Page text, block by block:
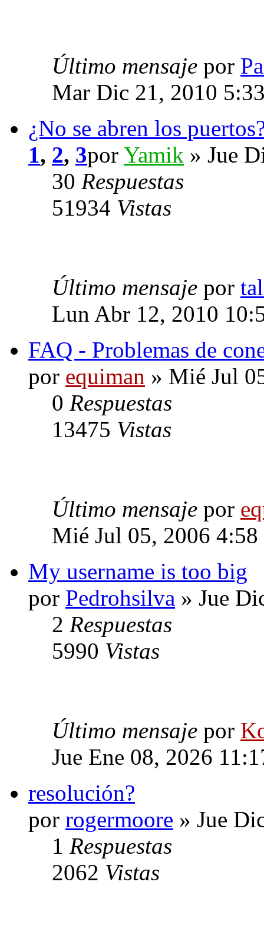
Último mensaje por
Mar Dic 21, 2010
¿No se abren los
1, 2, 3por Yamik » Jue
30 Respuestas
51934 Vistas
Último mensaje por
Lun Abr 12, 2010
FAQ - Problemas de
por equiman » Mié Jul
0 Respuestas
13475 Vistas
Último mensaje por
Mié Jul 05, 2006 4:58
My username is too big
por Pedrohsilva » Jue
2 Respuestas
5990 Vistas
Último mensaje por
Jue Ene 08, 2026
resolución?
por rogermoore » Jue
1 Respuestas
2062 Vistas